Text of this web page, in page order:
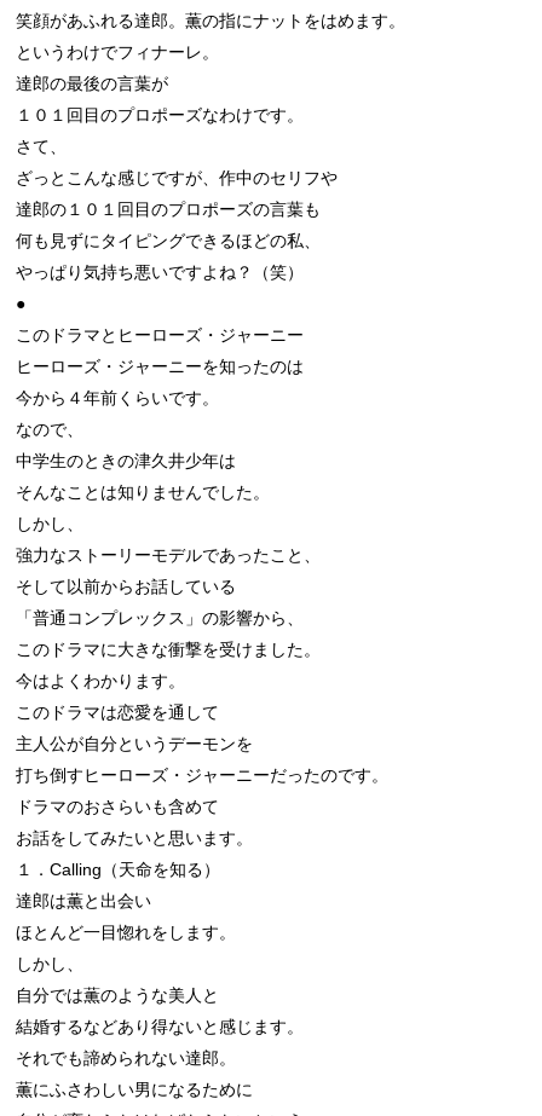
笑顔があふれる達郎。薫の指にナットをはめます。
というわけでフィナーレ。
達郎の最後の言葉が
１０１回目のプロポーズなわけです。
さて、
ざっとこんな感じですが、作中のセリフや
達郎の１０１回目のプロポーズの言葉も
何も見ずにタイピングできるほどの私、
やっぱり気持ち悪いですよね？（笑）
●
このドラマとヒーローズ・ジャーニー
ヒーローズ・ジャーニーを知ったのは
今から４年前くらいです。
なので、
中学生のときの津久井少年は
そんなことは知りませんでした。
しかし、
強力なストーリーモデルであったこと、
そして以前からお話している
「普通コンプレックス」の影響から、
このドラマに大きな衝撃を受けました。
今はよくわかります。
このドラマは恋愛を通して
主人公が自分というデーモンを
打ち倒すヒーローズ・ジャーニーだったのです。
ドラマのおさらいも含めて
お話をしてみたいと思います。
１．Calling（天命を知る）
達郎は薫と出会い
ほとんど一目惚れをします。
しかし、
自分では薫のような美人と
結婚するなどあり得ないと感じます。
それでも諦められない達郎。
薫にふさわしい男になるために